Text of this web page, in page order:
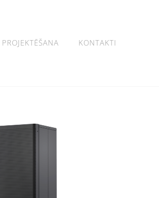
PROJEKTĒŠANA KONTAKTI